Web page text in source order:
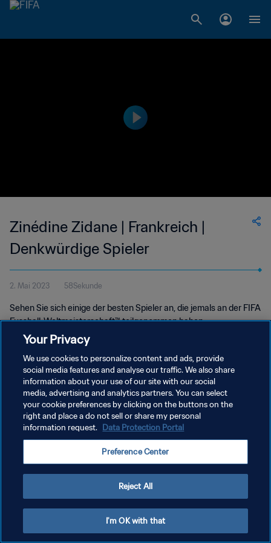
Zinédine Zidane | Frankreich |
Denkwürdige Spieler
2. Mai 2023 58Sekunde
Sehen Sie sich einige der besten Spieler an, die jemals an der FIFA
Fussball-Weltmeisterschaft™ teilgenommen haben.
DATENSCHUTZ
NUTZUNGSBEDINGUNGEN
COOKIE-EINSTELLUNGEN VERWALTEN
Your Privacy
We use cookies to personalize content and ads, provide
social media features and analyse our traffic. We also share
information about your use of our site with our social
media, advertising and analytics partners. You can select
your cookie preferences by clicking on the buttons on the
right and place a do not sell or share my personal
information request. Data Protection Portal
Preference Center
Reject All
I'm OK with that